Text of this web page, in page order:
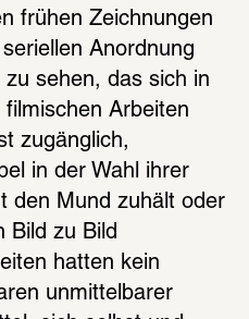
frühen Zeichnungen
Anordnung
sehen, das sich in
Arbeiten
zugänglich,
in der Wahl ihrer
den Mund zuhält oder
Bild zu Bild
hatten kein
unmittelbarer